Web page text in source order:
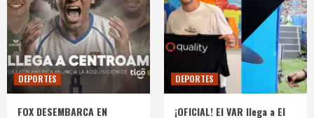
DEPORTES
FOX DESEMBARCA EN
DEPORTES
¡OFICIAL! El VAR llega a El